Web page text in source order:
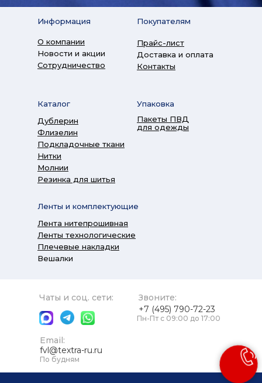
Информация
О компании
Новости и акции
Сотрудничество
Чаты и соц. сети: Звоните:
Пн-Пт с 09:00 до 17:00
+7 (495) 790-72-23
Email:
По будням
fvl@textra-ru.ru
Покупателям
Прайс-лист
Доставка и оплата
Контакты
Каталог
Дублерин
Флизелин
Подкладочные ткани
Нитки
Молнии
Резинка для шитья
Ленты и комплектующие
Лента нитепрошивная
Ленты технологические
Плечевые накладки
Вешалки
Упаковка
Пакеты ПВД
для одежды